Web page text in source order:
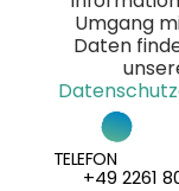
Umgang
Daten
TELEFON
+49 2261